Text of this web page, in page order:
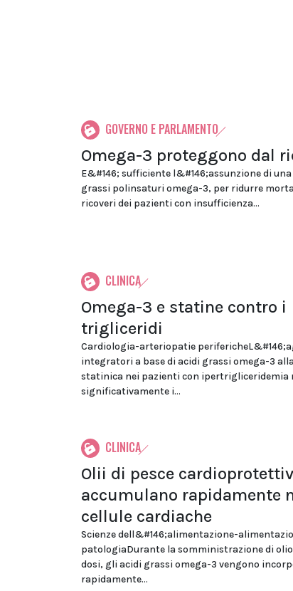
GOVERNO E PARLAMENTO
Omega-3 proteggono dal
E&#146; sufficiente l&#146;assunzione di
grassi polinsaturi omega-3, per ridurre
ricoveri dei pazienti con insufficienza...
CLINICA
Omega-3 e statine contro i
trigliceridi
Cardiologia-arteriopatie
integratori a base di acidi grassi omega-3
statinica nei pazienti con ipertrigliceridemia
significativamente i...
CLINICA
Olii di pesce
accumulano rapidamente
cellule cardiache
Scienze dell&#146;alimentazione-
patologiaDurante la somministrazione di olio
dosi, gli acidi grassi omega-3 vengono
rapidamente...